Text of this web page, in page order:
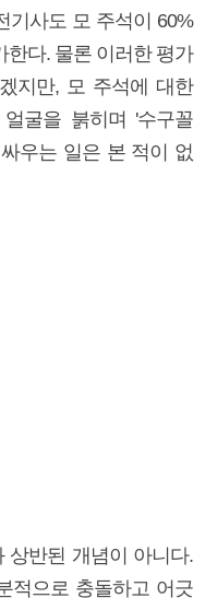
기사도 모 주석이 60%
한다. 물론 이러한 평가
지만, 모 주석에 대한
굴을 붉히며 '수구꼴
우는 일은 본 적이 없
상반된 개념이 아니다.
적으로 충돌하고 어긋